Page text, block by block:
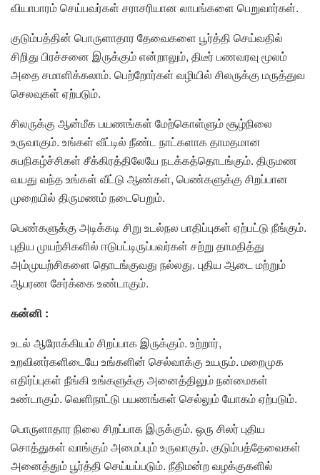
வியாபாரம் செய்பவர்கள் சராசரியான லாபங்களை பெறுவார்கள்.
குடும்பத்தின் பொருளாதார தேவைகளை பூர்த்தி செய்வதில்
சிறிது பிரச்சனை இருக்கும் என்றாலும், திடீர் பணவரவு மூலம்
அதை சமாளிக்கலாம். பெற்றோர்கள் வழியில் சிலருக்கு மருத்துவ
செலவுகள் ஏற்படும்.
சிலருக்கு ஆன்மீக பயணங்கள் மேற்கொள்ளும் சூழ்நிலை
உருவாகும். உங்கள் வீட்டில் நீண்ட நாட்களாக தாமதமான
சுபநிகழ்ச்சிகள் சீக்கிரத்திலேயே நடக்கத்தொடங்கும். திருமண
வயது வந்த உங்கள் வீட்டு ஆண்கள், பெண்களுக்கு சிறப்பான
முறையில் திருமணம் நடைபெறும்.
பெண்களுக்கு அடிக்கடி சிறு உடல்நல பாதிப்புகள் ஏற்பட்டு நீங்கும்.
புதிய முயற்சிகளில் ஈடுபட்டிருப்பவர்கள் சற்று தாமதித்து
அம்முயற்சிகளை தொடங்குவது நல்லது. புதிய ஆடை மற்றும்
ஆபரண சேர்க்கை உண்டாகும்.
கன்னி :
உடல் ஆரோக்கியம் சிறப்பாக இருக்கும். உற்றார்,
உறவினர்களிடையே உங்களின் செல்வாக்கு உயரும். மறைமுக
எதிர்ப்புகள் நீங்கி உங்களுக்கு அனைத்திலும் நன்மைகள்
உண்டாகும். வெளிநாட்டு பயணங்கள் செல்லும் யோகம் ஏற்படும்.
பொருளாதார நிலை சிறப்பாக இருக்கும். ஒரு சிலர் புதிய
சொத்துகள் வாங்கும் அமைப்பும் உருவாகும். குடும்பத்தேவைகள்
அனைத்தும் பூர்த்தி செய்யப்படும். நீதிமன்ற வழக்குகளில்